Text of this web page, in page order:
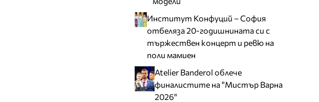
Институт Конфуций – София
отбеляза 20-годишнината си с
тържествен концерт и ревю на
поли мамиен
Atelier Banderol облече
финалистите на "Мистър Варна
2026"